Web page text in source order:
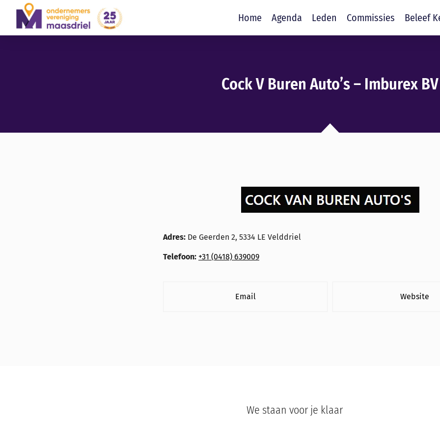
Home Agenda Leden Commissies Beleef
Cock V Buren Auto’s – Imburex BV
Adres: De Geerden 2, 5334 LE Velddriel
Telefoon: +31 (0418) 639009
Email Website
We staan voor je klaar